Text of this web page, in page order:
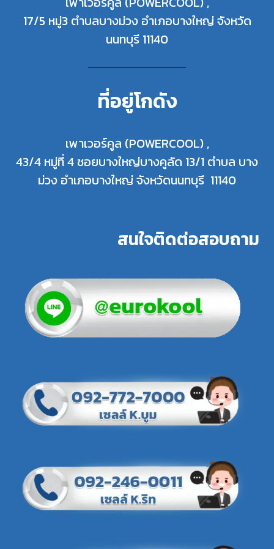
17/5 หมู่3 ตำบลบางม่วง อำเภอบางใหญ่ จังหวัด
นนทบุรี 11140
ที่อยู่โกดัง
เพาเวอร์คูล (POWERCOOL) ,
43/4 หมู่ที่ 4 ซอยบางใหญ่บางคูลัด 13/1 ตำบล บาง
ม่วง อำเภอบางใหญ่ จังหวัดนนทบุรี 11140
สนใจติดต่อสอบถาม